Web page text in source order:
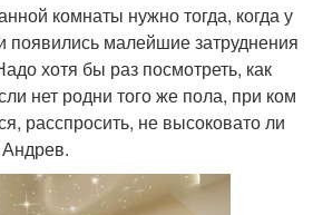
комнаты нужно тогда, когда у
появились малейшие затруднения
хотя бы раз посмотреть, как
нет родни того же пола, при ком
расспросить, не высоковато ли